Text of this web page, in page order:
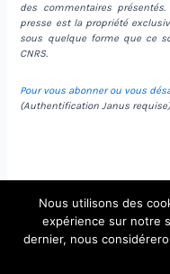
des commentaires
presse est la propriété
sous quelque forme que ce
CNRS.
Pour vous abonner ou vous
(Authentification Janus
Copyright © 2026
Nous utilisons des
expérience sur notre
dernier, nous